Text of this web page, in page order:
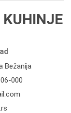
KUHINJE
Bežanija
000